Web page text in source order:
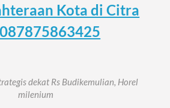
Kota di Citra
dekat Rs Budikemulian, Horel
milenium